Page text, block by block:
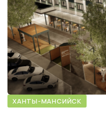
ХАНТЫ-МАНСИЙСК